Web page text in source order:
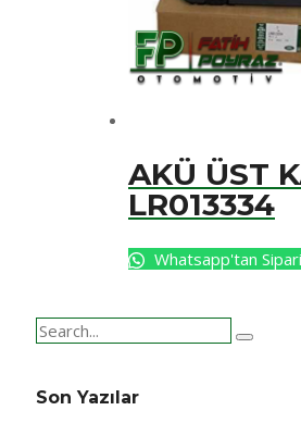
AKÜ ÜST
LR013334
Whatsapp'tan
Search
Son Yazılar